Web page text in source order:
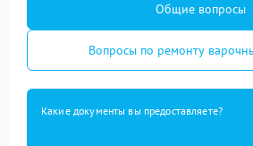
Общие вопросы
Вопросы по ремонту
Какие документы вы предоставляете?